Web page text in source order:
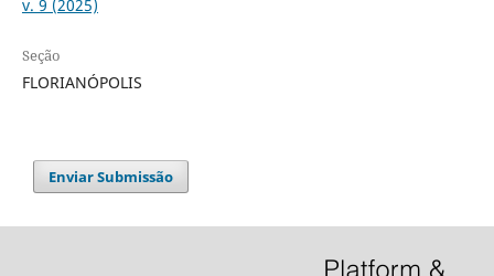
v. 9 (2025)
Seção
FLORIANÓPOLIS
Enviar Submissão